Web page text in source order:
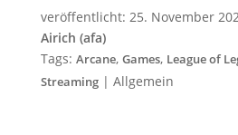
veröffentlicht: 25. November
Airich (afa)
Tags: Arcane, Games, League of
Streaming| Allgemein